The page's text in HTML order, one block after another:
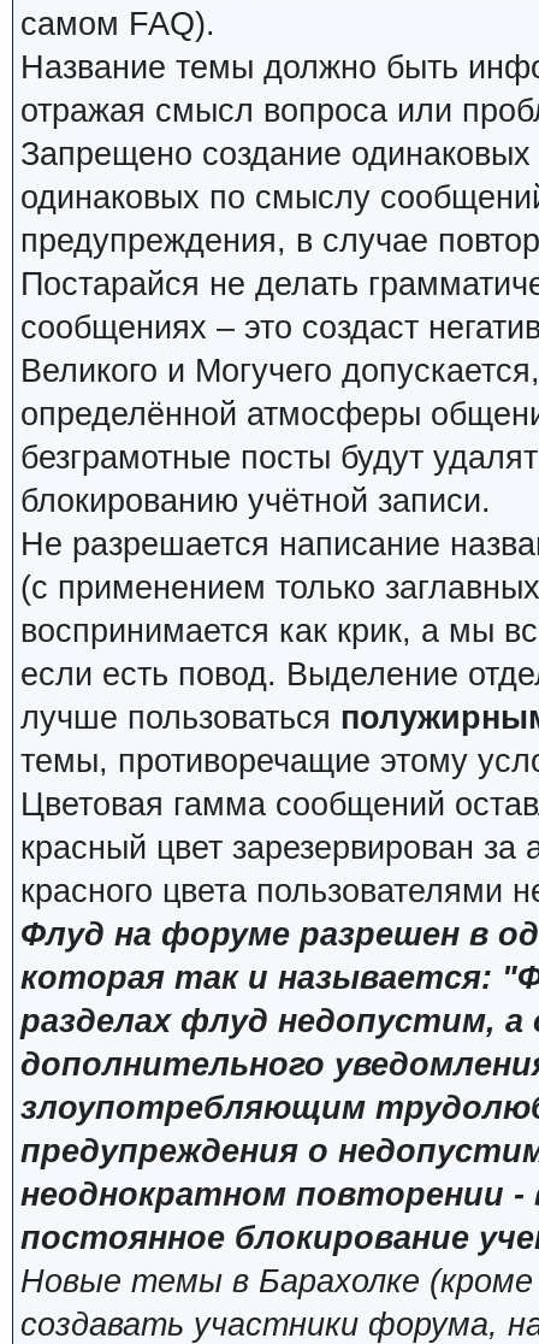
самом FAQ).
Название темы должно быть
отражая смысл вопроса или
Запрещено создание
одинаковых по смыслу
предупреждения, в случае
Постарайся не делать
сообщениях – это создаст
Великого и Могучего
определённой атмосферы
безграмотные посты будут
блокированию учётной записи.
Не разрешается написание
(с применением только
воспринимается как крик, а мы
если есть повод. Выделение
лучше пользоваться
темы, противоречащие этому
Цветовая гамма сообщений
красный цвет зарезервирован
красного цвета пользователями
Флуд на форуме разрешен в
которая так и называется:
разделах флуд недопустим,
дополнительного
злоупотребляющим
предупреждения о
неоднократном повторении
постоянное блокирование
Новые темы в Барахолке
создавать участники форума,